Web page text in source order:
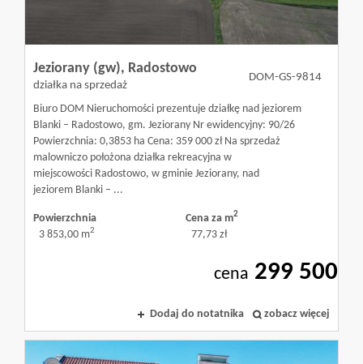
Olsztynie
Jeziorany (gw), Radostowo
działka na sprzedaż
DOM-GS-9814
Biuro DOM Nieruchomości prezentuje działkę nad jeziorem
Blanki – Radostowo, gm. Jeziorany Nr ewidencyjny: 90/26
Powierzchnia: 0,3853 ha Cena: 359 000 zł Na sprzedaż
malowniczo położona działka rekreacyjna w
miejscowości Radostowo, w gminie Jeziorany, nad
jeziorem Blanki – ...
Powierzchnia
3 853,00 m2
Cena za m2
77,73 zł
cena 299 500
Dodaj do notatnika zobacz więcej